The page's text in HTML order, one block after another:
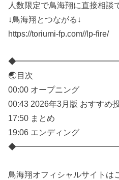
人数限定で鳥海翔に直接相談
↓鳥海翔とつながる↓
https://toriumi-fp.com//lp-fire/
🌏目次
00:00 オープニング
00:43 2026年3月版 おすすめ
17:50 まとめ
19:06 エンディング
鳥海翔オフィシャルサイトは